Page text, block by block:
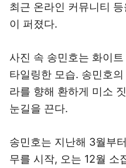
최근 온라인 커뮤니티
이 퍼졌다.
사진 속 송민호는 화이
타일링한 모습. 송민호
라를 향해 환하게 미소
눈길을 끈다.
송민호는 지난해 3월부
무를 시작, 오는 12월 소